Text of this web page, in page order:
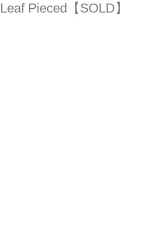
Leaf Pieced【SOLD】